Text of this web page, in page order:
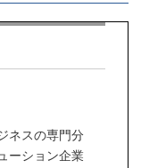
ネスの専門分
ーション企業